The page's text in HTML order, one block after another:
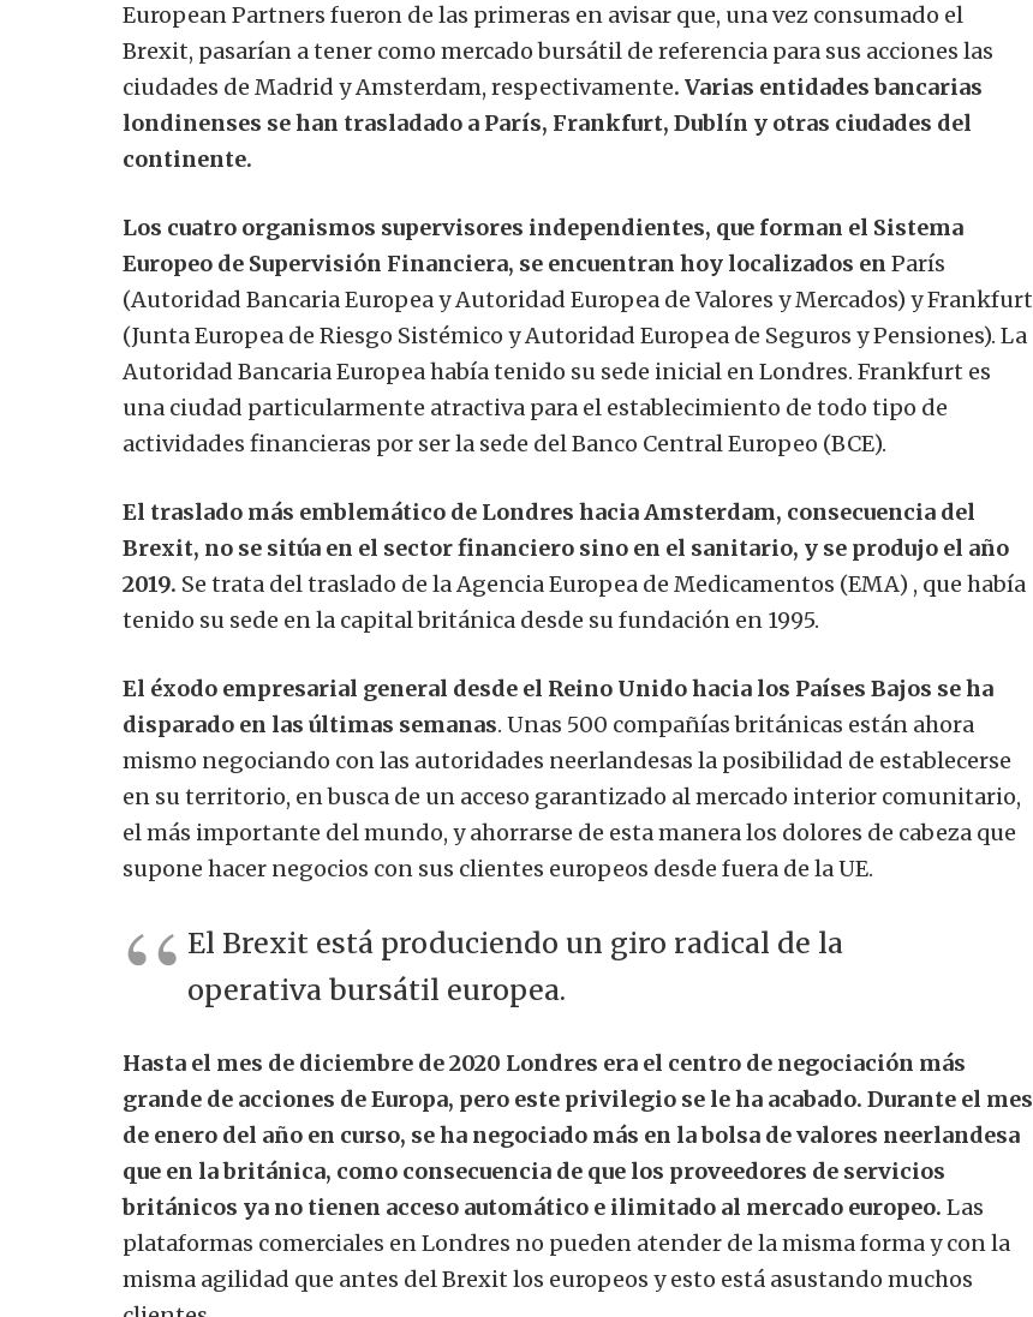
European Partners fueron de las primeras en avisar que, una vez consumado el
Brexit, pasarían a tener como mercado bursátil de referencia para sus acciones las
ciudades de Madrid y Amsterdam, respectivamente. Varias entidades bancarias
londinenses se han trasladado a París, Frankfurt, Dublín y otras ciudades del
continente.
Los cuatro organismos supervisores independientes, que forman el Sistema
Europeo de Supervisión Financiera, se encuentran hoy localizados en París
(Autoridad Bancaria Europea y Autoridad Europea de Valores y Mercados) y Frankfurt
(Junta Europea de Riesgo Sistémico y Autoridad Europea de Seguros y Pensiones). La
Autoridad Bancaria Europea había tenido su sede inicial en Londres. Frankfurt es
una ciudad particularmente atractiva para el establecimiento de todo tipo de
actividades financieras por ser la sede del Banco Central Europeo (BCE).
El traslado más emblemático de Londres hacia Amsterdam, consecuencia del
Brexit, no se sitúa en el sector financiero sino en el sanitario, y se produjo el año
2019. Se trata del traslado de la Agencia Europea de Medicamentos (EMA) , que había
tenido su sede en la capital británica desde su fundación en 1995.
El éxodo empresarial general desde el Reino Unido hacia los Países Bajos se ha
disparado en las últimas semanas. Unas 500 compañías británicas están ahora
mismo negociando con las autoridades neerlandesas la posibilidad de establecerse
en su territorio, en busca de un acceso garantizado al mercado interior comunitario,
el más importante del mundo, y ahorrarse de esta manera los dolores de cabeza que
supone hacer negocios con sus clientes europeos desde fuera de la UE.
El Brexit está produciendo un giro radical de la
operativa bursátil europea.
Hasta el mes de diciembre de 2020 Londres era el centro de negociación más
grande de acciones de Europa, pero este privilegio se le ha acabado. Durante el mes
de enero del año en curso, se ha negociado más en la bolsa de valores neerlandesa
que en la británica, como consecuencia de que los proveedores de servicios
británicos ya no tienen acceso automático e ilimitado al mercado europeo. Las
plataformas comerciales en Londres no pueden atender de la misma forma y con la
misma agilidad que antes del Brexit los europeos y esto está asustando muchos